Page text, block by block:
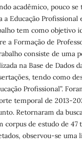
acadêmico, pouco
a Educação
tem como objetivo
a Formação de
consiste de uma
na Base de Dados
tendo como
Profissional”.
temporal de 2013-
Retornaram da
corpus de estudo de 47
observou-se